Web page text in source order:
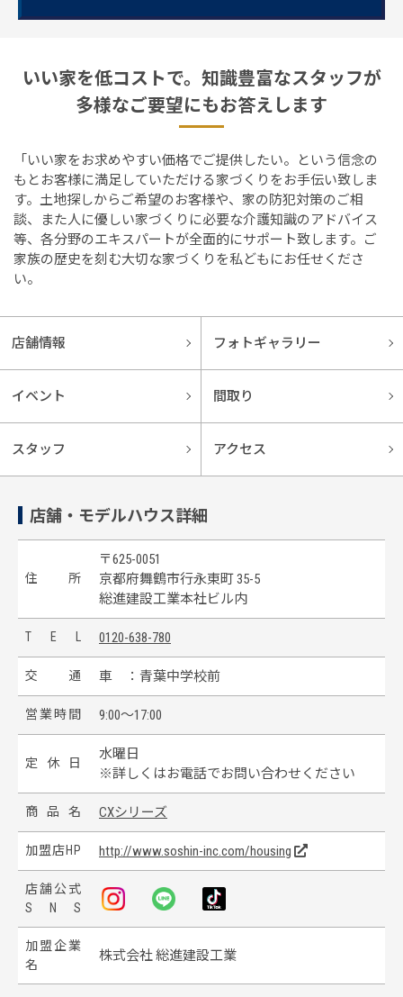
いい家を低コストで。知識豊富なスタッフが
多様なご要望にもお答えします
「いい家をお求めやすい価格でご提供したい。という信念の
もとお客様に満足していただける家づくりをお手伝い致しま
す。土地探しからご希望のお客様や、家の防犯対策のご相
談、また人に優しい家づくりに必要な介護知識のアドバイス
等、各分野のエキスパートが全面的にサポート致します。ご
家族の歴史を刻む大切な家づくりを私どもにお任せくださ
い。
店舗情報 フォトギャラリー
イベント 間取り
スタッフ アクセス
店舗・モデルハウス詳細
住 所
〒625-0051
京都府舞鶴市行永東町 35-5
総進建設工業本社ビル内
T E 0120-638-780
交 通 車 ：青葉中学校前
営業 時 間 9:00～17:00
定 休 日
水曜日
※詳しくはお電話でお問い合わせください
商 品 名 CXシリーズ
加盟店H P http://www.soshin-inc.com/housing
店舗 公式
S
N S
加盟 企業
名
株式会社 総進建設工業